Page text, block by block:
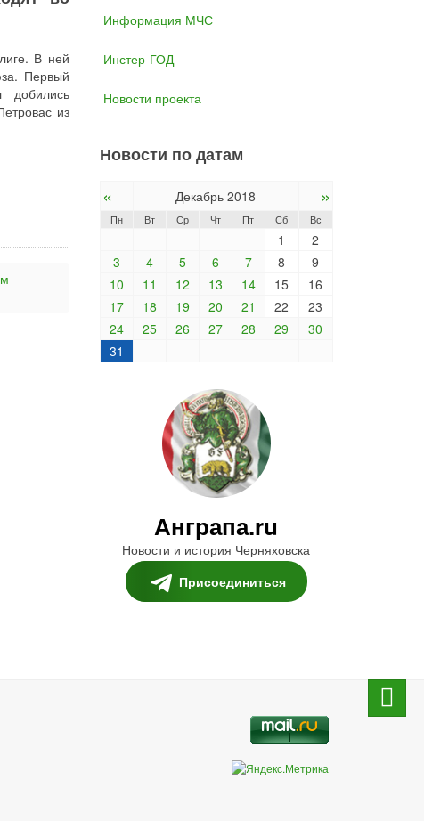
В ней
Первый
добились
из
Информация МЧС
Инстер-ГОД
Новости проекта
Новости по датам
« Декабрь 2018 »
Пн Вт Ср Чт Пт Сб Вс
1
2
3
4 5 6 7 8
9
10
11 12 13 14 15
16
17
18 19 20 21 22
23
24
25 26 27 28 29
30
31
Анграпа.ru
Новости и история Черняховска
Присоединиться